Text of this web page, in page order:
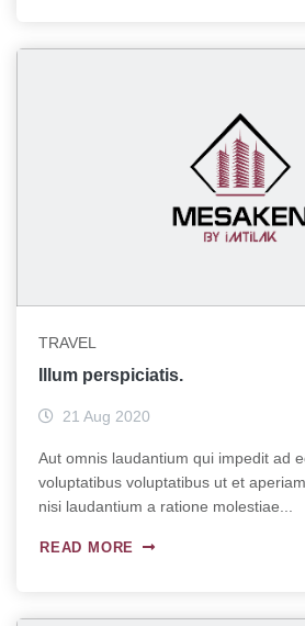
TRAVEL
Illum perspiciatis.
21 Aug 2020
Aut omnis laudantium qui impedit ad
voluptatibus voluptatibus ut et
nisi laudantium a ratione molestiae...
READ MORE